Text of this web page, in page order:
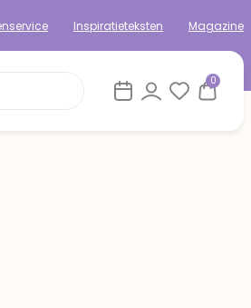
Inspiratieteksten Magazine
0